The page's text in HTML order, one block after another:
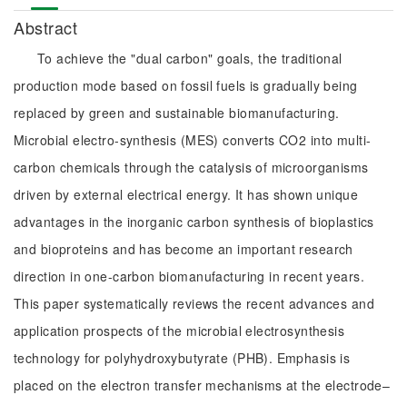
Abstract
To achieve the "dual carbon" goals, the traditional
production mode based on fossil fuels is gradually being
replaced by green and sustainable biomanufacturing.
Microbial electro-synthesis (MES) converts CO2 into multi-
carbon chemicals through the catalysis of microorganisms
driven by external electrical energy. It has shown unique
advantages in the inorganic carbon synthesis of bioplastics
and bioproteins and has become an important research
direction in one-carbon biomanufacturing in recent years.
This paper systematically reviews the recent advances and
application prospects of the microbial electrosynthesis
technology for polyhydroxybutyrate (PHB). Emphasis is
placed on the electron transfer mechanisms at the electrode–